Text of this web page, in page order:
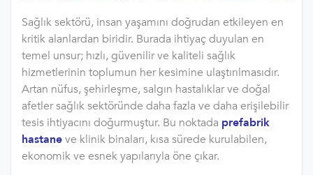
Sağlık sektörü, insan yaşamını doğrudan etkileyen en
kritik alanlardan biridir. Burada ihtiyaç duyulan en
temel unsur; hızlı, güvenilir ve kaliteli sağlık
hizmetlerinin toplumun her kesimine ulaştırılmasıdır.
Artan nüfus, şehirleşme, salgın hastalıklar ve doğal
afetler sağlık sektöründe daha fazla ve daha erişilebilir
tesis ihtiyacını doğurmuştur. Bu noktada prefabrik
hastaneve klinik binaları, kısa sürede kurulabilen,
ekonomik ve esnek yapılarıyla öne çıkar.